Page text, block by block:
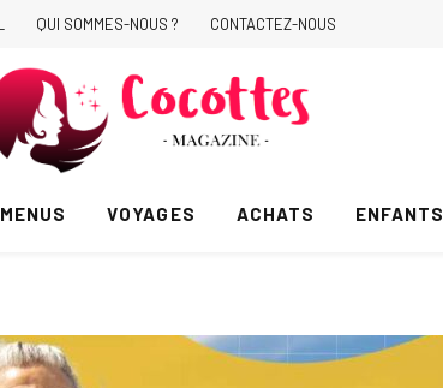
QUI SOMMES-NOUS ? CONTACTEZ-NOUS
MENUS VOYAGES ACHATS ENFANTS